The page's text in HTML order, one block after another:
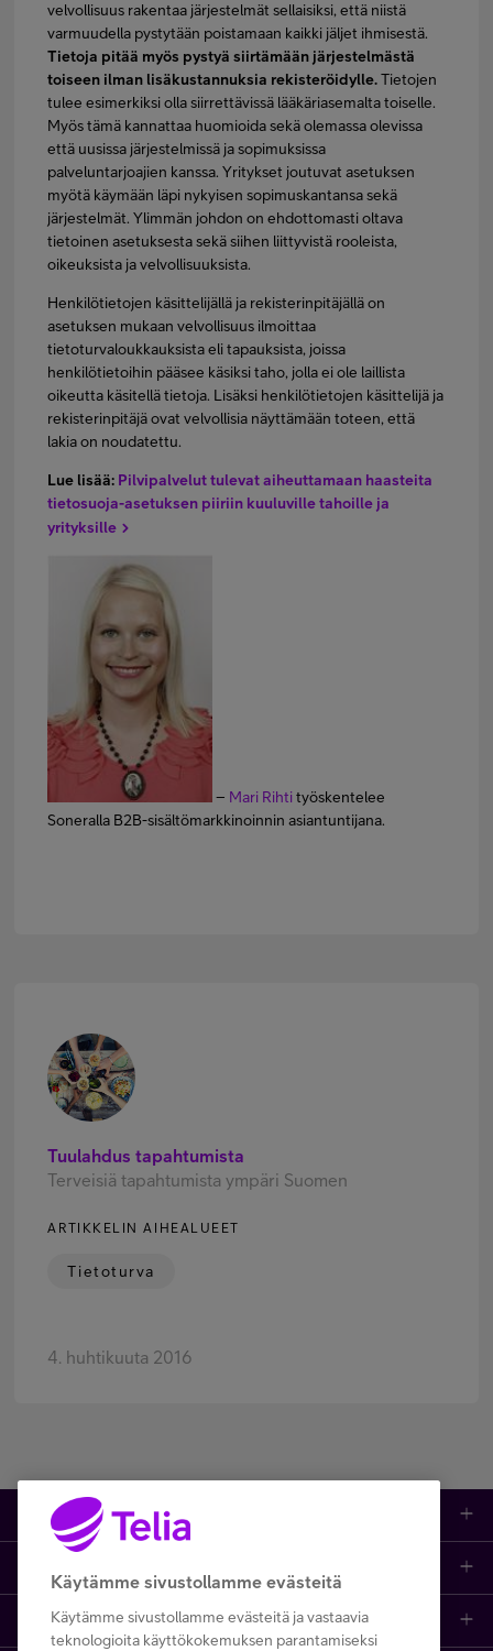
velvollisuus rakentaa järjestelmät sellaisiksi, että niistä
varmuudella pystytään poistamaan kaikki jäljet ihmisestä.
Tietoja pitää myös pystyä siirtämään järjestelmästä
toiseen ilman lisäkustannuksia rekisteröidylle.Tietojen
tulee esimerkiksi olla siirrettävissä lääkäriasemalta toiselle.
Myös tämä kannattaa huomioida sekä olemassa olevissa
että uusissa järjestelmissä ja sopimuksissa
palveluntarjoajien kanssa. Yritykset joutuvat asetuksen
myötä käymään läpi nykyisen sopimuskantansa sekä
järjestelmät. Ylimmän johdon on ehdottomasti oltava
tietoinen asetuksesta sekä siihen liittyvistä rooleista,
oikeuksista ja velvollisuuksista.
Henkilötietojen käsittelijällä ja rekisterinpitäjällä on
asetuksen mukaan velvollisuus ilmoittaa
tietoturvaloukkauksista eli tapauksista, joissa
henkilötietoihin pääsee käsiksi taho, jolla ei ole laillista
oikeutta käsitellä tietoja. Lisäksi henkilötietojen käsittelijä ja
rekisterinpitäjä ovat velvollisia näyttämään toteen, että
lakia on noudatettu.
Lue lisää: Pilvipalvelut tulevat aiheuttamaan haasteita
tietosuoja-asetuksen piiriin kuuluville tahoille ja
yrityksille
– Mari Rihtityöskentelee
Soneralla B2B-sisältömarkkinoinnin asiantuntijana.
Tuulahdus tapahtumista
Terveisiä tapahtumista ympäri Suomen
ARTIKKELIN AIHEALUEET
Tietoturva
4. huhtikuuta 2016
Tuotteet
IT-palvelut
Etusivu
Opi ja inspiroidu
Käytämme sivustollamme evästeitä
Käytämme sivustollamme evästeitä ja vastaavia
teknologioita käyttökokemuksen parantamiseksi